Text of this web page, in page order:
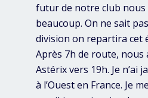
futur de notre club nous
beaucoup. On ne sait
division on repartira cet
Après 7h de route, nous
Astérix vers 19h. Je n’ai
à l’Ouest en France. Je